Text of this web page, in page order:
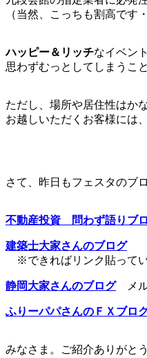
（当然、こっちも割高です
ハッピー＆リッチなイベン
思わずむっとしてしまう
ただし、場所や居住性はか
お越しいただくお客様には
さて、昨日もフェスタのブ
不動産投資 問わず語りブ
建築士大家さんのブログ
※できればリンク貼ってい
静岡大家さんのブログメル
ふりーパパさんのＦＸブロ
みなさま。ご紹介ありがと